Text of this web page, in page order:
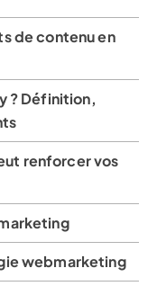
de contenu en
? Définition,
renforcer vos
webmarketing